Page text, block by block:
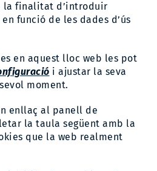
la finalitat d’introduir
funció de les dades d’ús
en aquest lloc web les pot
i ajustar la seva
moment.
enllaç al panell de
la taula següent amb la
que la web realment